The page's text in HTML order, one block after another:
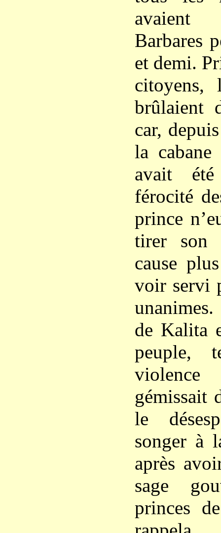
avaient
Barbares
et demi.
citoyens,
brûlaient
car,
la
avait
férocité
prince
tirer son
cause
voir servi
de Kalita
peuple,
gémissait
le
songer à
après
sage
princes